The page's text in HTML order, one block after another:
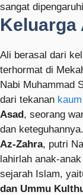
sangat
Keluarga
Ali berasal dari
terhormat di
Nabi Muhammad
dari tekanan
Asad, seorang
dan
Az-Zahra, putri
lahirlah anak-
sejarah Islam,
dan Ummu